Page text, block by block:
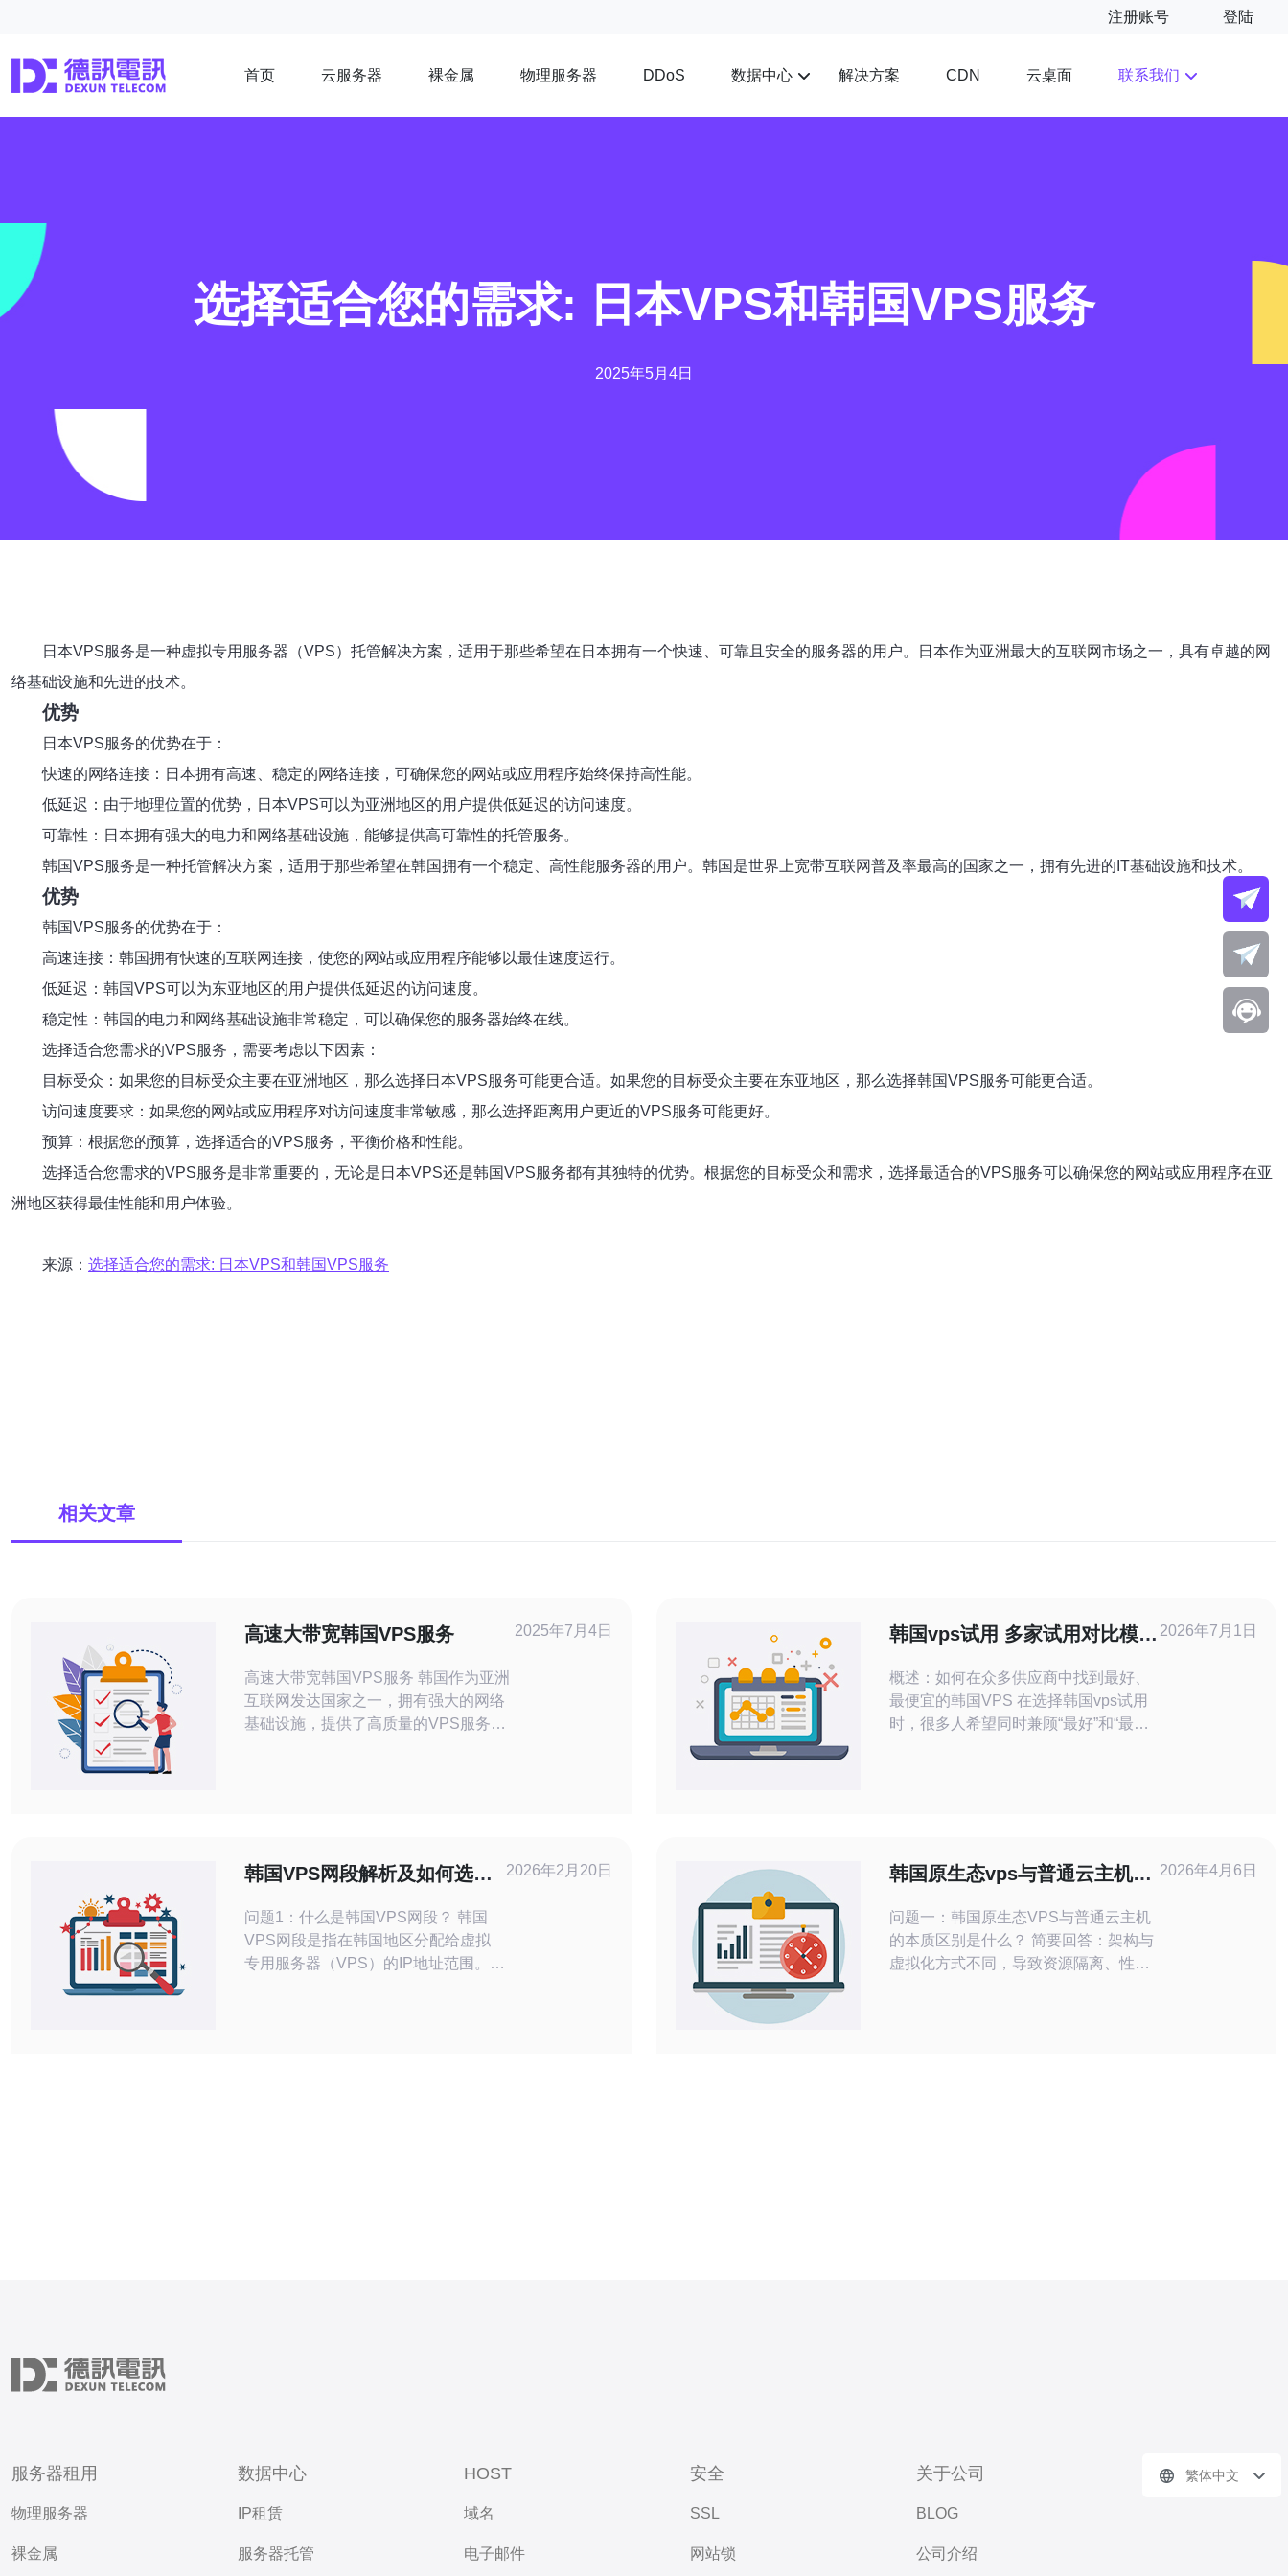
注册账号 登陆
首页 云服务器 裸金属 物理服务器 DDoS 数据中心 解决方案 CDN 云桌面 联系我们
选择适合您的需求: 日本VPS和韩国VPS服务
2025年5月4日
日本VPS服务是一种虚拟专用服务器（VPS）托管解决方案，适用于那些希望在日本拥有一个快速、可靠且安全的服务器的用户。日本作为亚洲最大的互联网市场之一，具有卓越的网
络基础设施和先进的技术。
优势
日本VPS服务的优势在于：
快速的网络连接：日本拥有高速、稳定的网络连接，可确保您的网站或应用程序始终保持高性能。
低延迟：由于地理位置的优势，日本VPS可以为亚洲地区的用户提供低延迟的访问速度。
可靠性：日本拥有强大的电力和网络基础设施，能够提供高可靠性的托管服务。
韩国VPS服务是一种托管解决方案，适用于那些希望在韩国拥有一个稳定、高性能服务器的用户。韩国是世界上宽带互联网普及率最高的国家之一，拥有先进的IT基础设施和技术。
优势
韩国VPS服务的优势在于：
高速连接：韩国拥有快速的互联网连接，使您的网站或应用程序能够以最佳速度运行。
低延迟：韩国VPS可以为东亚地区的用户提供低延迟的访问速度。
稳定性：韩国的电力和网络基础设施非常稳定，可以确保您的服务器始终在线。
选择适合您需求的VPS服务，需要考虑以下因素：
目标受众：如果您的目标受众主要在亚洲地区，那么选择日本VPS服务可能更合适。如果您的目标受众主要在东亚地区，那么选择韩国VPS服务可能更合适。
访问速度要求：如果您的网站或应用程序对访问速度非常敏感，那么选择距离用户更近的VPS服务可能更好。
预算：根据您的预算，选择适合的VPS服务，平衡价格和性能。
选择适合您需求的VPS服务是非常重要的，无论是日本VPS还是韩国VPS服务都有其独特的优势。根据您的目标受众和需求，选择最适合的VPS服务可以确保您的网站或应用程序在亚
洲地区获得最佳性能和用户体验。
来源： 选择适合您的需求: 日本VPS和韩国VPS服务
相关文章
高速大带宽韩国VPS服务
高速大带宽韩国VPS服务 韩国作为亚洲
互联网发达国家之一，拥有强大的网络
基础设施，提供了高质量的VPS服务。
2025年7月4日
韩国vps试用 多家试用对比模板
概述：如何在众多供应商中找到最好、
最便宜的韩国VPS 在选择韩国vps试用
时，很多人希望同时兼顾“最好”和“最便
备：需要收集的信息 在申请韩国VPS试
用之前，先整理好需
2026年7月1日
韩国VPS网段解析及如何选择
问题1：什么是韩国VPS网段？ 韩国
VPS网段是指在韩国地区分配给虚拟
专用服务器（VPS）的IP地址范围。这
2026年2月20日
韩国原生态vps与普通云主机差
问题一：韩国原生态VPS与普通云主机
的本质区别是什么？ 简要回答：架构与
虚拟化方式不同，导致资源隔离、性能
2026年4月6日
服务器租用
物理服务器
裸金属
数据中心
IP租赁
服务器托管
HOST
域名
电子邮件
安全
SSL
网站锁
关于公司
BLOG
公司介绍
繁体中文